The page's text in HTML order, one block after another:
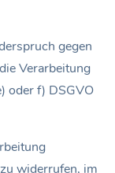
gegen
Verarbeitung
oder f) DSGVO
widerrufen, im